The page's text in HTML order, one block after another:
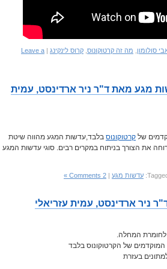
סולומון מה זה קרטוקונוס קרוס לינקינג |
Leave a
מגע מאת ד"ר ניר ארדינסט, עמית
של קרטוקונוס בלבד,עדשות המגע מהווה שיטת
את הצורך בניתוח במקרים רבים. סוגי עדשות המגע
עדשות מגע |
2 Comments »
ניר ארדינסט, עמית עזריאלי
לחומרת המחלה.